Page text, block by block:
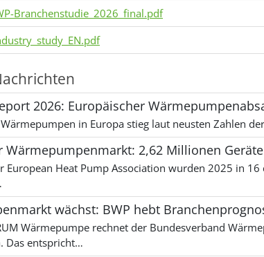
Branchenstudie_2026_final.pdf
2026: Europäischer
in Europa stieg laut neusten Zahlen
Wärmepumpenmarkt: 2,62 Millionen
European Heat Pump Association wurden 2025 in
wächst: BWP hebt
Wärmepumpe rechnet der Bundesverband
Das entspricht…